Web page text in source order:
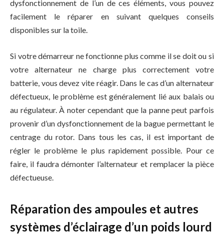
dysfonctionnement de l’un de ces éléments, vous pouvez
facilement le réparer en suivant quelques conseils
disponibles sur la toile.
Si votre démarreur ne fonctionne plus comme il se doit ou si
votre alternateur ne charge plus correctement votre
batterie, vous devez vite réagir. Dans le cas d’un alternateur
défectueux, le problème est généralement lié aux balais ou
au régulateur. À noter cependant que la panne peut parfois
provenir d’un dysfonctionnement de la bague permettant le
centrage du rotor. Dans tous les cas, il est important de
régler le problème le plus rapidement possible. Pour ce
faire, il faudra démonter l’alternateur et remplacer la pièce
défectueuse.
Réparation des ampoules et autres
systèmes d’éclairage d’un poids lourd